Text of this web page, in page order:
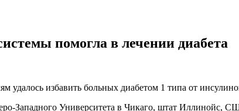
помогла в лечении диабета
удалось избавить больных диабетом 1 типа от
Западного Университета в Чикаго, штат Иллинойс,